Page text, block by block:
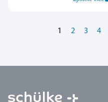
1 2 3 4